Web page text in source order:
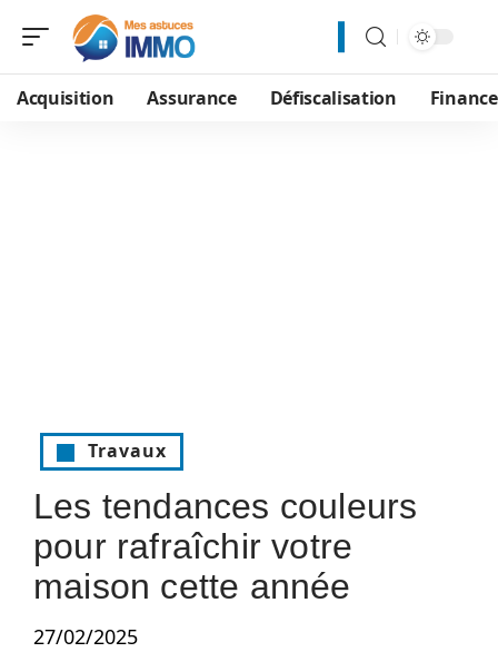
Acquisition Assurance Défiscalisation
Travaux
Les tendances couleurs
pour rafraîchir votre
maison cette année
27/02/2025